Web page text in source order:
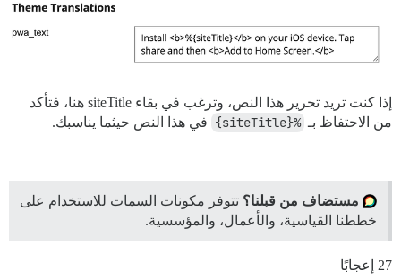
إذا كنت تريد تحرير هذا النص، وترغب في بقاء siteTitle هنا، فتأكد
من الاحتفاظ بـ %{siteTitle} في هذا النص حيثما يناسبك.
مستضاف من قبلنا؟ تتوفر مكونات السمات للاستخدام على
خططنا القياسية، والأعمال، والمؤسسية.
27 إعجابًا